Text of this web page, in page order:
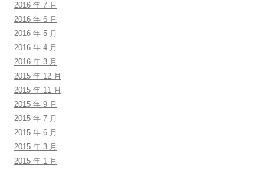
2016 年 7 月
2016 年 6 月
2016 年 5 月
2016 年 4 月
2016 年 3 月
2015 年 12 月
2015 年 11 月
2015 年 9 月
2015 年 7 月
2015 年 6 月
2015 年 3 月
2015 年 1 月